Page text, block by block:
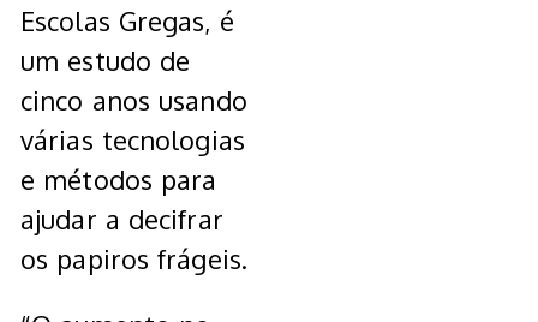
Escolas Gregas, é
um estudo de
cinco anos usando
várias tecnologias
e métodos para
ajudar a decifrar
os papiros frágeis.